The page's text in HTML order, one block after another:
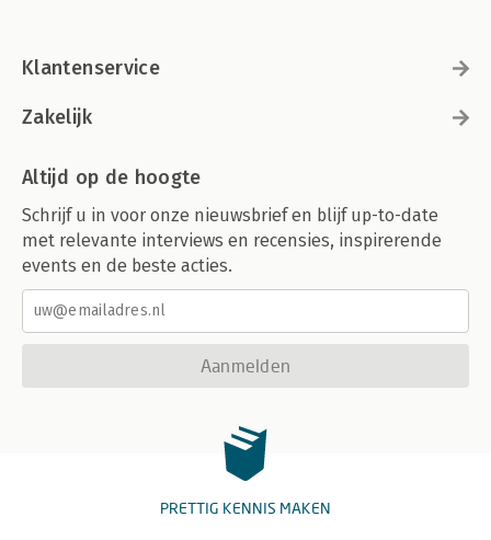
Klantenservice
Zakelijk
Altijd op de hoogte
Schrijf u in voor onze nieuwsbrief en blijf up-to-date
met relevante interviews en recensies, inspirerende
events en de beste acties.
Aanmelden
PRETTIG KENNIS MAKEN